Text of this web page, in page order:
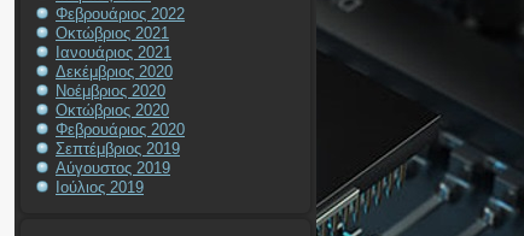
Φεβρουάριος 2022
Οκτώβριος 2021
Ιανουάριος 2021
Δεκέμβριος 2020
Νοέμβριος 2020
Οκτώβριος 2020
Φεβρουάριος 2020
Σεπτέμβριος 2019
Αύγουστος 2019
Ιούλιος 2019